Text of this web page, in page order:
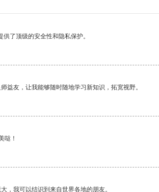
了顶级的安全性和隐私保护。
益友，让我能够随时随地学习新知识，拓宽视野。
哒！
，我可以结识到来自世界各地的朋友。